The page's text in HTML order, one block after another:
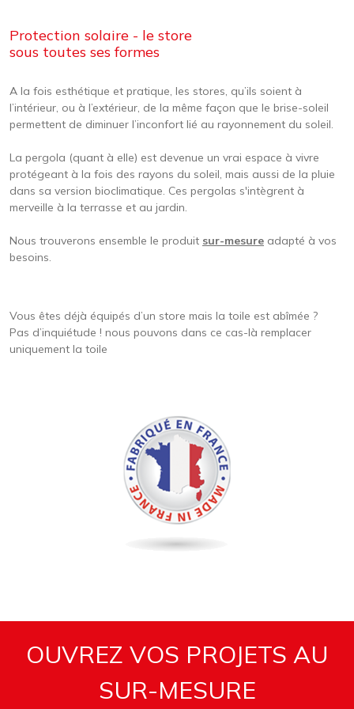
Protection solaire - le store
sous toutes ses formes
A la fois esthétique et pratique, les stores, qu’ils soient à
l’intérieur, ou à l’extérieur, de la même façon que le brise-soleil
permettent de diminuer l’inconfort lié au rayonnement du soleil.
La pergola (quant à elle) est devenue un vrai espace à vivre
protégeant à la fois des rayons du soleil, mais aussi de la pluie
dans sa version bioclimatique. Ces pergolas s'intègrent à
merveille à la terrasse et au jardin.
Nous trouverons ensemble le produit sur-mesure adapté à vos
besoins.
Vous êtes déjà équipés d’un store mais la toile est abîmée ?
Pas d’inquiétude ! nous pouvons dans ce cas-là remplacer
uniquement la toile
TEXTE
OUVREZ VOS PROJETS AU
SUR-MESURE